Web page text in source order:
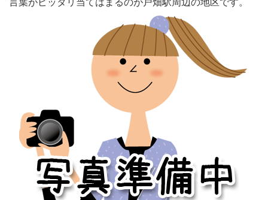
言葉がピッタリ当てはまるのが戸畑駅周辺の地区です。